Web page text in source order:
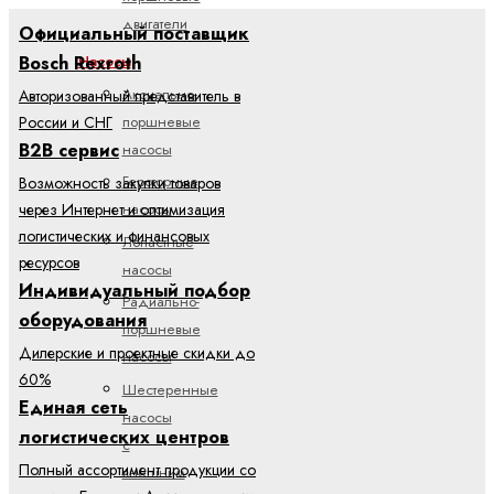
двигатели
Насосы
Аксиально-
поршневые
насосы
Героторные
насосы
Лопастные
насосы
Радиально-
поршневые
насосы
Шестеренные
насосы
с
внешним
Официальный поставщик
Bosch Rexroth
Авторизованный представитель в
России и СНГ
B2B сервис
Возможность закупки товаров
через Интернет и оптимизация
логистических и финансовых
ресурсов
Индивидуальный подбор
оборудования
Дилерские и проектные скидки до
60%
Единая сеть
логистических центров
Полный ассортимент продукции со